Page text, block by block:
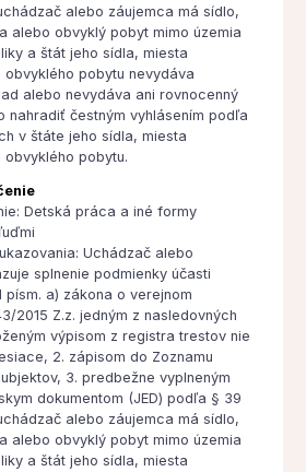
alebo záujemca má sídlo,
alebo obvyklý pobyt mimo územia
a štát jeho sídla, miesta
pobytu nevydáva
alebo nevydáva ani rovnocenný
nahradiť čestným vyhlásením podľa
v štáte jeho sídla, miesta
pobytu.
Detská práca a iné formy
Uchádzač alebo
splnenie podmienky účasti
písm. a) zákona o verejnom
2015 Z.z. jedným z nasledovných
výpisom z registra trestov nie
2. zápisom do Zoznamu
3. predbežne vyplneným
dokumentom (JED) podľa § 39
alebo záujemca má sídlo,
alebo obvyklý pobyt mimo územia
a štát jeho sídla, miesta